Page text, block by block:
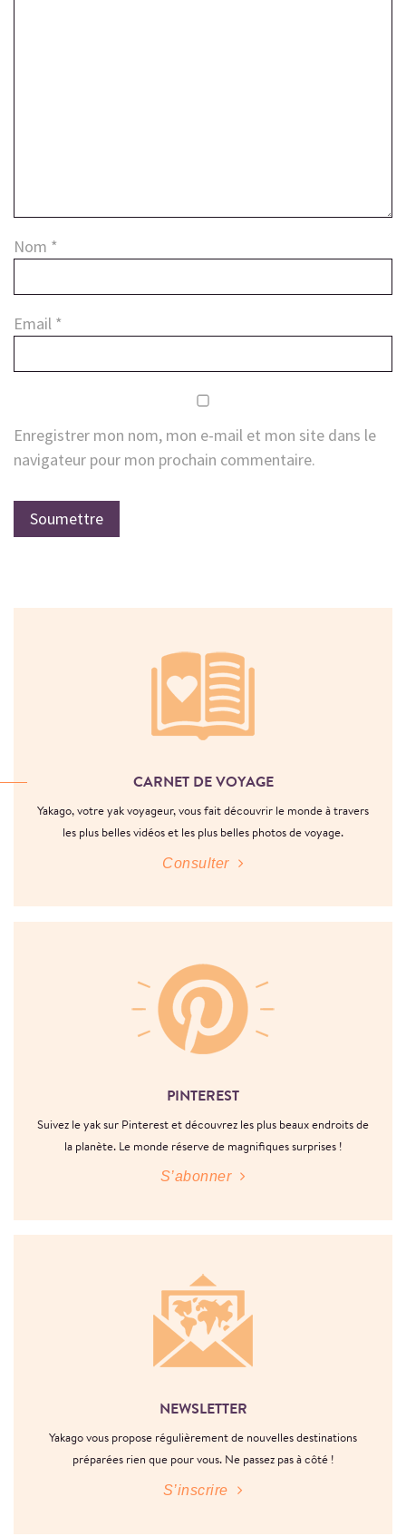
Nom *
Email *
Enregistrer mon nom, mon e-mail et mon site dans le
navigateur pour mon prochain commentaire.
CARNET DE VOYAGE
Yakago, votre yak voyageur, vous fait découvrir le monde à travers
les plus belles vidéos et les plus belles photos de voyage.
Consulter
PINTEREST
Suivez le yak sur Pinterest et découvrez les plus beaux endroits de
la planète. Le monde réserve de magnifiques surprises !
S’abonner
NEWSLETTER
Yakago vous propose régulièrement de nouvelles destinations
préparées rien que pour vous. Ne passez pas à côté !
S’inscrire